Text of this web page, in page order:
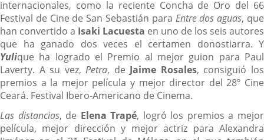
internacionales, como la reciente Concha de Oro del 66
Festival de Cine de San Sebastián para Entre dos aguas, que
han convertido a Isaki Lacuesta en uno de los seis autores
que ha ganado dos veces el certamen donostiarra. Y
Yulique ha logrado el Premio al mejor guion para Paul
Laverty. A su vez,Petra, de Jaime Rosales, consiguió los
premios a la mejor película y mejor director del 28º Cine
Ceará. Festival Ibero-Americano de Cinema.
Las distancias, de Elena Trapé, logró los premios a mejor
película, mejor dirección y mejor actriz para Alexandra